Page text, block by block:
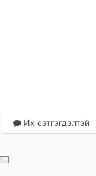
Их сэтгэгдэлтэй